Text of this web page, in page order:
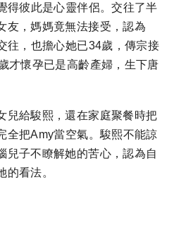
得彼此是心靈伴侶。交往了半
友，媽媽竟無法接受，認為
往，也擔心她已34歲，傳宗接
才懷孕已是高齡產婦，生下唐
兒給駿熙，還在家庭聚餐時把
全把Amy當空氣。駿熙不能諒
兒子不瞭解她的苦心，認為自
的看法。